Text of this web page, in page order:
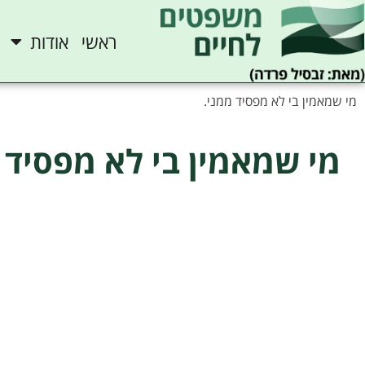
ראשי אודות
מי שמאמין בי לא מפסיד ממני.
מי שמאמין בי לא